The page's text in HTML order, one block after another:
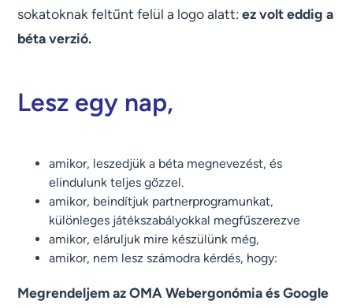
sokatoknak feltűnt felül a logo alatt:ez volt eddig a
béta verzió.
Lesz egy nap,
amikor, leszedjük a béta megnevezést, és
elindulunk teljes gőzzel.
amikor, beindítjuk partnerprogramunkat,
különleges játékszabályokkal megfűszerezve
amikor, eláruljuk mire készülünk még,
amikor, nem lesz számodra kérdés, hogy:
Megrendeljem az OMA Webergonómia és Google